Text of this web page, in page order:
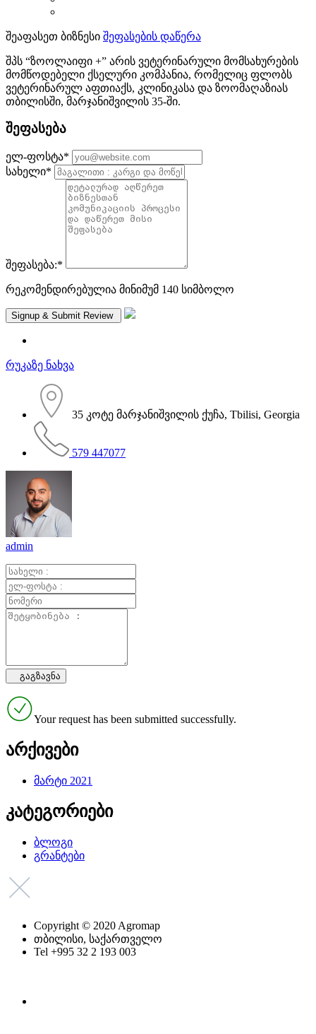
შეაფასეთ ბიზნესი შეფასების დაწერა
შპს “ზოოლაიფი +” არის ვეტერინარული მომსახურების
მომწოდებელი ქსელური კომპანია, რომელიც ფლობს
ვეტერინარულ აფთიაქს, კლინიკასა და ზოომაღაზიას
თბილისში, მარჯანიშვილის 35-ში.
შეფასება
ელ-ფოსტა*
სახელი*
შეფასება:*
რეკომენდირებულია მინიმუმ 140 სიმბოლო
რუკაზე ნახვა
35 კოტე მარჯანიშვილის ქუჩა, Tbilisi, Georgia
579 447077
admin
Your request has been submitted successfully.
არქივები
მარტი 2021
კატეგორიები
ბლოგი
გრანტები
Copyright © 2020 Agromap
თბილისი, საქართველო
Tel +995 32 2 193 003